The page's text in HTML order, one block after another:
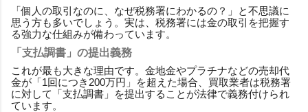
「個人の取引なのに、なぜ税務署にわかるの？」と不思議に
思う方も多いでしょう。実は、税務署には金の取引を把握す
る強力な仕組みが備わっています。
「支払調書」の提出義務
これが最も大きな理由です。金地金やプラチナなどの売却代
金が「1回につき200万円」を超えた場合、買取業者は税務署
に対して「支払調書」を提出することが法律で義務付けられ
ています。